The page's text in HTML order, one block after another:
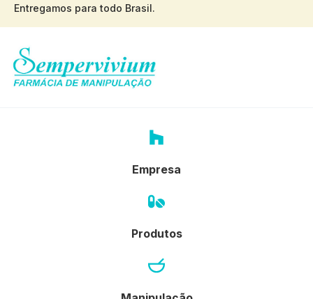
Entregamos para todo Brasil.
Empresa
Produtos